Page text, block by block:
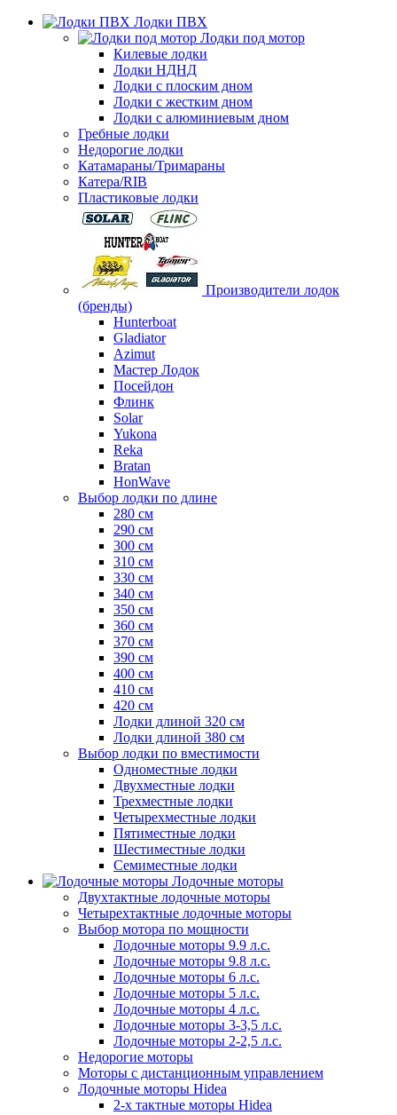
Лодки ПВХ
Лодки под мотор
Килевые лодки
Лодки НДНД
Лодки с плоским дном
Лодки с жестким дном
Лодки с алюминиевым дном
Гребные лодки
Недорогие лодки
Катамараны/Тримараны
Катера/RIB
Пластиковые лодки
Производители лодок
(бренды)
Hunterboat
Gladiator
Azimut
Мастер Лодок
Посейдон
Флинк
Solar
Yukona
Reka
Bratan
HonWave
Выбор лодки по длине
280 см
290 см
300 см
310 см
330 см
340 см
350 см
360 см
370 см
390 см
400 см
410 см
420 см
Лодки длиной 320 см
Лодки длиной 380 см
Выбор лодки по вместимости
Одноместные лодки
Двухместные лодки
Трехместные лодки
Четырехместные лодки
Пятиместные лодки
Шестиместные лодки
Семиместные лодки
Лодочные моторы
Двухтактные лодочные моторы
Четырехтактные лодочные моторы
Выбор мотора по мощности
Лодочные моторы 9.9 л.с.
Лодочные моторы 9.8 л.с.
Лодочные моторы 6 л.с.
Лодочные моторы 5 л.с.
Лодочные моторы 4 л.с.
Лодочные моторы 3-3,5 л.с.
Лодочные моторы 2-2,5 л.с.
Недорогие моторы
Моторы с дистанционным управлением
Лодочные моторы Hidea
2-х тактные моторы Hidea